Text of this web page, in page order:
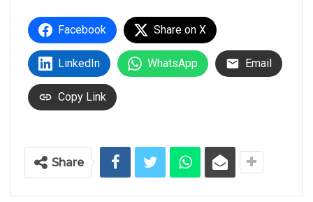
Facebook Share on X
LinkedIn WhatsApp Email
Copy Link
Share